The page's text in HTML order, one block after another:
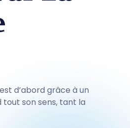
d’abord grâce à un
son sens, tant la